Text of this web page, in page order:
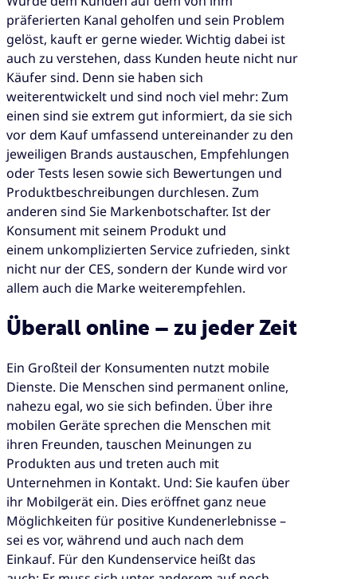
präferierten Kanal geholfen und sein Problem
gelöst, kauft er gerne wieder. Wichtig dabei ist
auch zu verstehen, dass Kunden heute nicht nur
Käufer sind. Denn sie haben sich
weiterentwickelt und sind noch viel mehr: Zum
einen sind sie extrem gut informiert, da sie sich
vor dem Kauf umfassend untereinander zu den
jeweiligen Brands austauschen, Empfehlungen
oder Tests lesen sowie sich Bewertungen und
Produktbeschreibungen durchlesen. Zum
anderen sind Sie Markenbotschafter. Ist der
Konsument mit seinem Produkt und
einem unkomplizierten Service zufrieden, sinkt
nicht nur der CES, sondern der Kunde wird vor
allem auch die Marke weiterempfehlen.
Überall online – zu jeder Zeit
Ein Großteil der Konsumenten nutzt mobile
Dienste. Die Menschen sind permanent online,
nahezu egal, wo sie sich befinden. Über ihre
mobilen Geräte sprechen die Menschen mit
ihren Freunden, tauschen Meinungen zu
Produkten aus und treten auch mit
Unternehmen in Kontakt. Und: Sie kaufen über
ihr Mobilgerät ein. Dies eröffnet ganz neue
Möglichkeiten für positive Kundenerlebnisse –
sei es vor, während und auch nach dem
Einkauf. Für den Kundenservice heißt das